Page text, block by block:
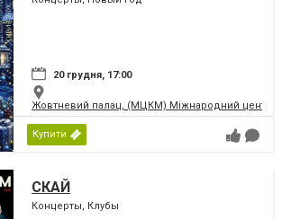
20 грудня, 17:00
Жовтневий палац, (МЦКМ) Міжнародний центр
Купити
СКАЙ
Концерты, Клубы